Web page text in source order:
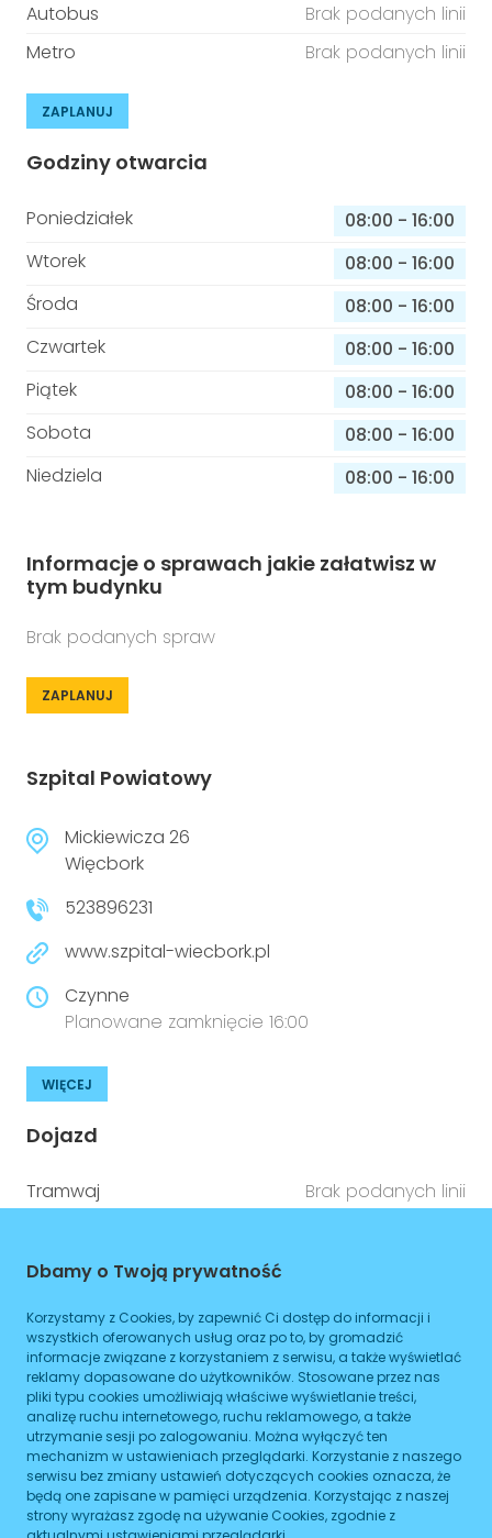
Autobus
Brak podanych linii
Metro
Brak podanych linii
ZAPLANUJ
Godziny otwarcia
Poniedziałek 08:00 - 16:00
Wtorek
08:00 - 16:00
Środa
08:00 - 16:00
Czwartek
08:00 - 16:00
Piątek
08:00 - 16:00
Sobota
08:00 - 16:00
Niedziela
08:00 - 16:00
Informacje o sprawach jakie załatwisz w
tym budynku
Brak podanych spraw
ZAPLANUJ
Szpital Powiatowy
Mickiewicza 26
Więcbork
523896231
www.szpital-wiecbork.pl
Czynne
Planowane zamknięcie 16:00
WIĘCEJ
Dojazd
Tramwaj
Brak podanych linii
Metro
ZAPLANUJ
Godziny otwarcia
Poniedziałek 08:00
Wtorek
08:00- 16:00
Środa
08:00
Dbamy o Twoją prywatność
Korzystamy z Cookies, by zapewnić Ci dostęp do informacji i
wszystkich oferowanych usług oraz po to, by gromadzić
informacje związane z korzystaniem z serwisu, a także wyświetlać
reklamy dopasowane do użytkowników. Stosowane przez nas
pliki typu cookies umożliwiają właściwe wyświetlanie treści,
analizę ruchu internetowego, ruchu reklamowego, a także
utrzymanie sesji po zalogowaniu. Można wyłączyć ten
mechanizm w ustawieniach przeglądarki. Korzystanie z naszego
serwisu bez zmiany ustawień dotyczących cookies oznacza, że
będą one zapisane w pamięci urządzenia. Korzystając z naszej
strony wyrażasz zgodę na używanie Cookies, zgodnie z